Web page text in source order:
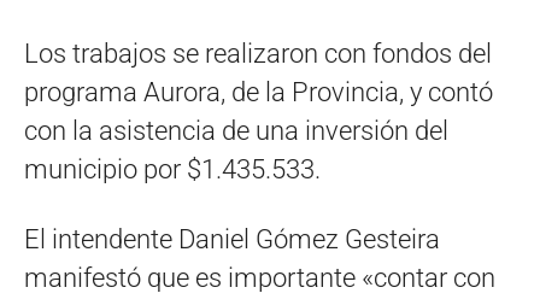
Los trabajos se realizaron con fondos del
programa Aurora, de la Provincia, y contó
con la asistencia de una inversión del
municipio por $1.435.533.
El intendente Daniel Gómez Gesteira
manifestó que es importante «contar con